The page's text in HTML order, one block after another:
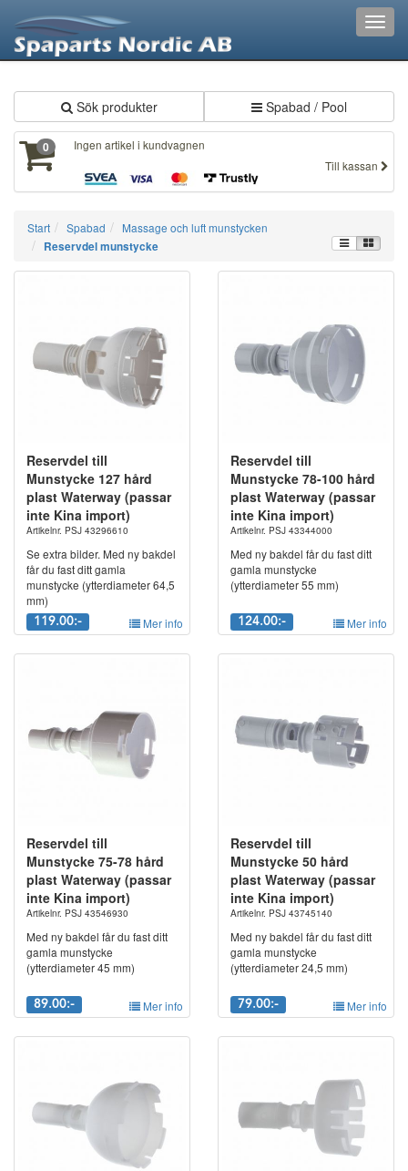
Sök produkter Spabad / Pool
0
Ingen artikel i kundvagnen
Till kassan
Start Spabad
Massage och luft munstycken
Reservdel munstycke
Reservdel till
Munstycke 127 hård
plast Waterway (passar
inte Kina import)
Artikelnr. PSJ 43296610
Se extra bilder. Med ny bakdel
får du fast ditt gamla
munstycke (ytterdiameter 64,5
mm)
119.00:- Mer info
Reservdel till
Munstycke 78-100 hård
plast Waterway (passar
inte Kina import)
Artikelnr. PSJ 43344000
Med ny bakdel får du fast ditt
gamla munstycke
(ytterdiameter 55 mm)
124.00:- Mer info
Reservdel till
Munstycke 75-78 hård
plast Waterway (passar
inte Kina import)
Artikelnr. PSJ 43546930
Med ny bakdel får du fast ditt
gamla munstycke
(ytterdiameter 45 mm)
89.00:- Mer info
Reservdel till
Munstycke 50 hård
plast Waterway (passar
inte Kina import)
Artikelnr. PSJ 43745140
Med ny bakdel får du fast ditt
gamla munstycke
(ytterdiameter 24,5 mm)
79.00:- Mer info